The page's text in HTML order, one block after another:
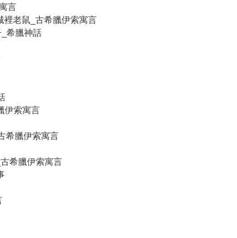
言
裡老鼠_古希臘伊索寓言
希臘神話
伊索寓言
希臘伊索寓言
希臘伊索寓言